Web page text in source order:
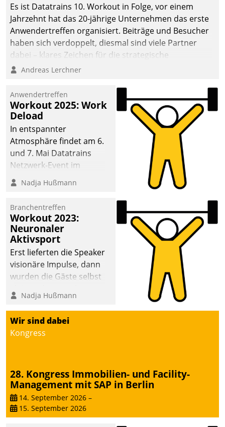
Es ist Datatrains 10. Workout in Folge, vor einem
Jahrzehnt hat das 20-jährige Unternehmen das erste
Anwendertreffen organisiert. Beiträge und Besucher
haben sich verdoppelt, diesmal sind viele Partner
dabei – klares Zeichen für die strategische
Fokussierung auf den Kunden.
Andreas Lerchner
Anwendertreffen
Workout 2025: Work
Deload
In entspannter
Atmosphäre findet am 6.
und 7. Mai Datatrains
Netzwerk-Event im
Kunden- und Partnerkreis
statt. Zentrale Frage: Wie
Mammutprojekte
meistern und Workloads
wuppen – bei zunehmend
anspruchsvollen
Aufgaben und
abnehmendem
Nadja Hußmann
Branchentreffen
Workout 2023:
Neuronaler
Aktivsport
Erst lieferten die Speaker
visionäre Impulse, dann
wurden die Gäste selbst
methodisch
Vernetzungsideen fürs
Quartier. Dazwischen
zeigte Datatrain, was es
Nadja Hußmann
Wir sind dabei
Kongress
28. Kongress Immobilien- und Facility-
Management mit SAP in Berlin
14. September 2026 –
15. September 2026